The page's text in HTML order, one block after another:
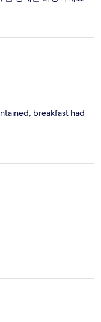
breakfast had